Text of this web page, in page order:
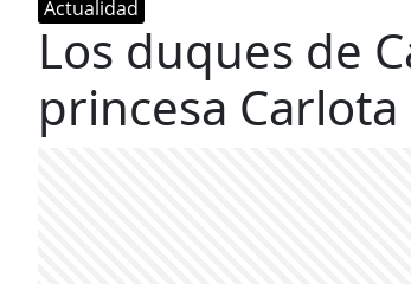
Actualidad
Los duques de
princesa Carlota